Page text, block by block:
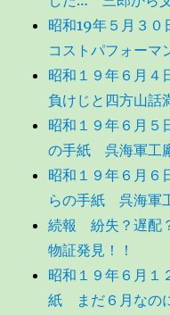
昭和19年５月３
コストパフォーマ
昭和１９年６月
負けじと四方山話
昭和１９年６月
の手紙 呉海軍工
昭和１９年６月
らの手紙 呉海軍
続報 紛失？遅配
物証発見！！
昭和１９年６月
紙 まだ６月なの